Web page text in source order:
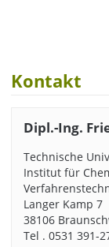
Kontakt
Dipl.-Ing.
Technische
Institut für
Langer Kamp 7
38106
Tel . 0531 391-